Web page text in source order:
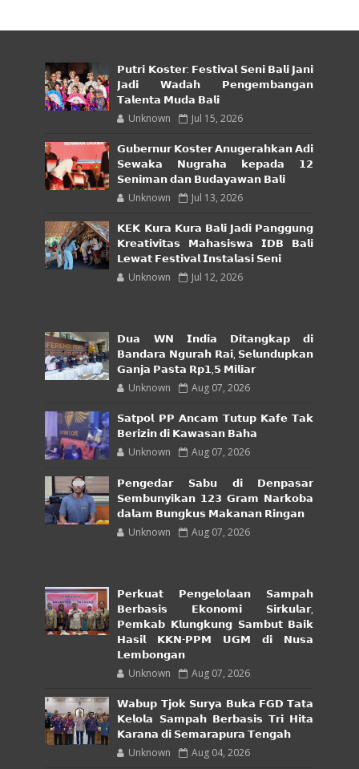
𝗣𝘂𝘁𝗿𝗶 𝗞𝗼𝘀𝘁𝗲𝗿: 𝗙𝗲𝘀𝘁𝗶𝘃𝗮𝗹 𝗦𝗲𝗻𝗶 𝗕𝗮𝗹𝗶 𝗝𝗮𝗻𝗶
𝗝𝗮𝗱𝗶 𝗪𝗮𝗱𝗮𝗵 𝗣𝗲𝗻𝗴𝗲𝗺𝗯𝗮𝗻𝗴𝗮𝗻
𝗧𝗮𝗹𝗲𝗻𝘁𝗮 𝗠𝘂𝗱𝗮 𝗕𝗮𝗹𝗶
Unknown Jul 15, 2026
𝗚𝘂𝗯𝗲𝗿𝗻𝘂𝗿 𝗞𝗼𝘀𝘁𝗲𝗿 𝗔𝗻𝘂𝗴𝗲𝗿𝗮𝗵𝗸𝗮𝗻 𝗔𝗱𝗶
𝗦𝗲𝘄𝗮𝗸𝗮 𝗡𝘂𝗴𝗿𝗮𝗵𝗮 𝗸𝗲𝗽𝗮𝗱𝗮 𝟭𝟮
𝗦𝗲𝗻𝗶𝗺𝗮𝗻 𝗱𝗮𝗻 𝗕𝘂𝗱𝗮𝘆𝗮𝘄𝗮𝗻 𝗕𝗮𝗹𝗶
Unknown Jul 13, 2026
𝗞𝗘𝗞 𝗞𝘂𝗿𝗮 𝗞𝘂𝗿𝗮 𝗕𝗮𝗹𝗶 𝗝𝗮𝗱𝗶 𝗣𝗮𝗻𝗴𝗴𝘂𝗻𝗴
𝗞𝗿𝗲𝗮𝘁𝗶𝘃𝗶𝘁𝗮𝘀 𝗠𝗮𝗵𝗮𝘀𝗶𝘀𝘄𝗮 𝗜𝗗𝗕 𝗕𝗮𝗹𝗶
𝗟𝗲𝘄𝗮𝘁 𝗙𝗲𝘀𝘁𝗶𝘃𝗮𝗹 𝗜𝗻𝘀𝘁𝗮𝗹𝗮𝘀𝗶 𝗦𝗲𝗻𝗶
Unknown Jul 12, 2026
𝗗𝘂𝗮 𝗪𝗡 𝗜𝗻𝗱𝗶𝗮 𝗗𝗶𝘁𝗮𝗻𝗴𝗸𝗮𝗽 𝗱𝗶
𝗕𝗮𝗻𝗱𝗮𝗿𝗮 𝗡𝗴𝘂𝗿𝗮𝗵 𝗥𝗮𝗶, 𝗦𝗲𝗹𝘂𝗻𝗱𝘂𝗽𝗸𝗮𝗻
𝗚𝗮𝗻𝗷𝗮 𝗣𝗮𝘀𝘁𝗮 𝗥𝗽𝟭,𝟱 𝗠𝗶𝗹𝗶𝗮𝗿
Unknown Aug 07, 2026
𝗦𝗮𝘁𝗽𝗼𝗹 𝗣𝗣 𝗔𝗻𝗰𝗮𝗺 𝗧𝘂𝘁𝘂𝗽 𝗞𝗮𝗳𝗲 𝗧𝗮𝗸
𝗕𝗲𝗿𝗶𝘇𝗶𝗻 𝗱𝗶 𝗞𝗮𝘄𝗮𝘀𝗮𝗻 𝗕𝗮𝗵𝗮
Unknown Aug 07, 2026
𝗣𝗲𝗻𝗴𝗲𝗱𝗮𝗿 𝗦𝗮𝗯𝘂 𝗱𝗶 𝗗𝗲𝗻𝗽𝗮𝘀𝗮𝗿
𝗦𝗲𝗺𝗯𝘂𝗻𝘆𝗶𝗸𝗮𝗻 𝟭𝟮𝟯 𝗚𝗿𝗮𝗺 𝗡𝗮𝗿𝗸𝗼𝗯𝗮
𝗱𝗮𝗹𝗮𝗺 𝗕𝘂𝗻𝗴𝗸𝘂𝘀 𝗠𝗮𝗸𝗮𝗻𝗮𝗻 𝗥𝗶𝗻𝗴𝗮𝗻
Unknown Aug 07, 2026
𝗣𝗲𝗿𝗸𝘂𝗮𝘁 𝗣𝗲𝗻𝗴𝗲𝗹𝗼𝗹𝗮𝗮𝗻 𝗦𝗮𝗺𝗽𝗮𝗵
𝗕𝗲𝗿𝗯𝗮𝘀𝗶𝘀 𝗘𝗸𝗼𝗻𝗼𝗺𝗶 𝗦𝗶𝗿𝗸𝘂𝗹𝗮𝗿,
𝗣𝗲𝗺𝗸𝗮𝗯 𝗞𝗹𝘂𝗻𝗴𝗸𝘂𝗻𝗴 𝗦𝗮𝗺𝗯𝘂𝘁 𝗕𝗮𝗶𝗸
𝗛𝗮𝘀𝗶𝗹 𝗞𝗞𝗡-𝗣𝗣𝗠 𝗨𝗚𝗠 𝗱𝗶 𝗡𝘂𝘀𝗮
𝗟𝗲𝗺𝗯𝗼𝗻𝗴𝗮𝗻
Unknown Aug 07, 2026
𝗪𝗮𝗯𝘂𝗽 𝗧𝗷𝗼𝗸 𝗦𝘂𝗿𝘆𝗮 𝗕𝘂𝗸𝗮 𝗙𝗚𝗗 𝗧𝗮𝘁𝗮
𝗞𝗲𝗹𝗼𝗹𝗮 𝗦𝗮𝗺𝗽𝗮𝗵 𝗕𝗲𝗿𝗯𝗮𝘀𝗶𝘀 𝗧𝗿𝗶 𝗛𝗶𝘁𝗮
𝗞𝗮𝗿𝗮𝗻𝗮 𝗱𝗶 𝗦𝗲𝗺𝗮𝗿𝗮𝗽𝘂𝗿𝗮 𝗧𝗲𝗻𝗴𝗮𝗵
Unknown Aug 04, 2026